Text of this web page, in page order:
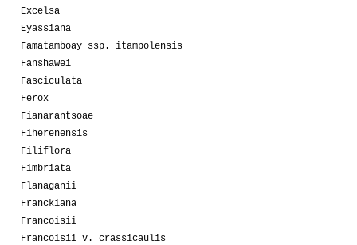
Excelsa
Eyassiana
Famatamboay ssp. itampolensis
Fanshawei
Fasciculata
Ferox
Fianarantsoae
Fiherenensis
Filiflora
Fimbriata
Flanaganii
Franckiana
Francoisii
Francoisii v. crassicaulis